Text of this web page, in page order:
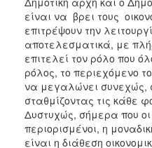
είναι να βρει τους
επιτρέψουν την
αποτελεσματικά, με
επιτελεί τον ρόλο που
ρόλος, το περιεχόμενο
να μεγαλώνει συνεχώς,
σταθμίζοντας τις κάθε
Δυστυχώς, σήμερα που οι
περιορισμένοι, η
είναι η διάθεση